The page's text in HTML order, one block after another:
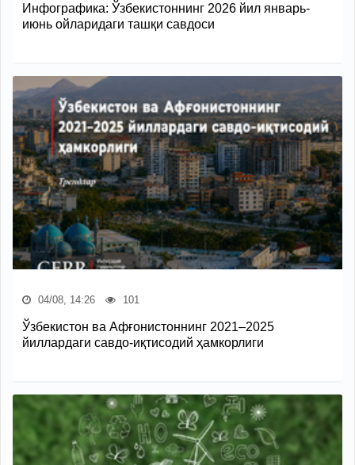
Инфографика: Ўзбекистоннинг 2026 йил январь-
июнь ойларидаги ташқи савдоси
04/08, 14:26 101
Ўзбекистон ва Афғонистоннинг 2021–2025
йиллардаги савдо-иқтисодий ҳамкорлиги